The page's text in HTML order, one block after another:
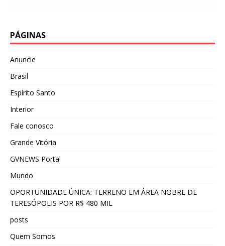
PÁGINAS
Anuncie
Brasil
Espírito Santo
Interior
Fale conosco
Grande Vitória
GVNEWS Portal
Mundo
OPORTUNIDADE ÚNICA: TERRENO EM ÁREA NOBRE DE
TERESÓPOLIS POR R$ 480 MIL
posts
Quem Somos